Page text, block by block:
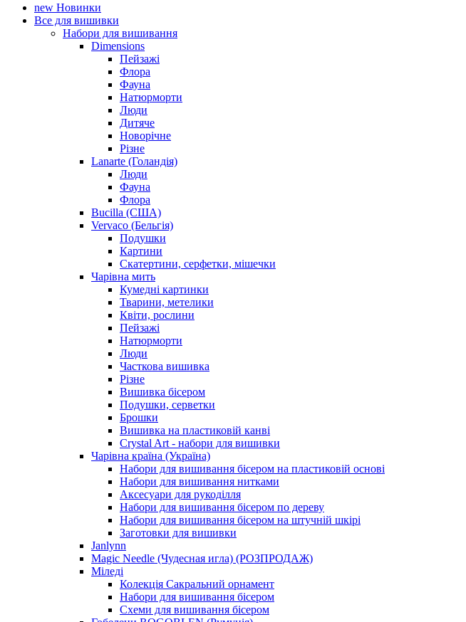
new Новинки
Все для вишивки
Набори для вишивання
Dimensions
Пейзажі
Флора
Фауна
Натюрморти
Люди
Дитяче
Новорічне
Різне
Lanarte (Голандія)
Люди
Фауна
Флора
Bucilla (США)
Vervaco (Бельгія)
Подушки
Картини
Скатертини, серфетки, мішечки
Чарiвна мить
Кумедні картинки
Тварини, метелики
Квіти, рослини
Пейзажі
Натюрморти
Люди
Часткова вишивка
Різне
Вишивка бісером
Подушки, серветки
Брошки
Вишивка на пластиковій канві
Crystal Art - набори для вишивки
Чарівна країна (Україна)
Набори для вишивання бісером на пластиковій основі
Набори для вишивання нитками
Аксесуари для рукоділля
Набори для вишивання бісером по дереву
Набори для вишивання бісером на штучній шкірі
Заготовки для вишивки
Janlynn
Magic Needle (Чудесная игла) (РОЗПРОДАЖ)
Міледі
Колекція Сакральний орнамент
Набори для вишивання бісером
Схеми для вишивання бісером